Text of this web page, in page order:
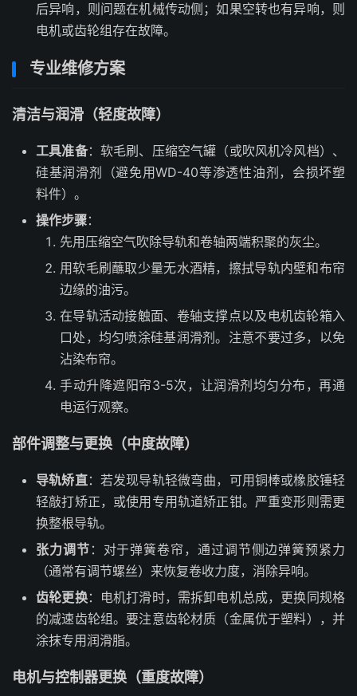
后异响，则问题在机械传动侧；如果空转也有异响，则
电机或齿轮组存在故障。
专业维修方案
清洁与润滑（轻度故障）
工具准备：软毛刷、压缩空气罐（或吹风机冷风档）、
硅基润滑剂（避免用WD-40等渗透性油剂，会损坏塑
料件）。
操作步骤：
先用压缩空气吹除导轨和卷轴两端积聚的灰尘。
用软毛刷蘸取少量无水酒精，擦拭导轨内壁和布帘
边缘的油污。
在导轨活动接触面、卷轴支撑点以及电机齿轮箱入
口处，均匀喷涂硅基润滑剂。注意不要过多，以免
沾染布帘。
手动升降遮阳帘3-5次，让润滑剂均匀分布，再通
电运行观察。
部件调整与更换（中度故障）
导轨矫直：若发现导轨轻微弯曲，可用铜棒或橡胶锤轻
轻敲打矫正，或使用专用轨道矫正钳。严重变形则需更
换整根导轨。
张力调节 ：对于弹簧卷帘，通过调节侧边弹簧预紧力
（通常有调节螺丝）来恢复卷收力度，消除异响。
齿轮更换：电机打滑时，需拆卸电机总成，更换同规格
的减速齿轮组。要注意齿轮材质（金属优于塑料），并
涂抹专用润滑脂。
电机与控制器更换（重度故障）